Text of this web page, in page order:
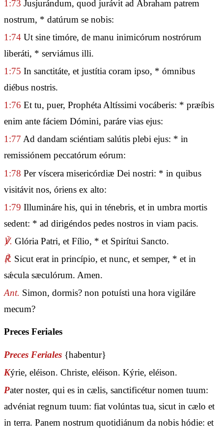
1:73 Jusjurándum, quod jurávit ad Ábraham patrem
nostrum, * datúrum se nobis:
1:74 Ut sine timóre, de manu inimicórum nostrórum
liberáti, * serviámus illi.
1:75 In sanctitáte, et justítia coram ipso, * ómnibus
diébus nostris.
1:76 Et tu, puer, Prophéta Altíssimi vocáberis: * præíbis
enim ante fáciem Dómini, paráre vias ejus:
1:77 Ad dandam sciéntiam salútis plebi ejus: * in
remissiónem peccatórum eórum:
1:78 Per víscera misericórdiæ Dei nostri: * in quibus
visitávit nos, óriens ex alto:
1:79 Illumináre his, qui in ténebris, et in umbra mortis
sedent: * ad dirigéndos pedes nostros in viam pacis.
℣. Glória Patri, et Fílio, * et Spirítui Sancto.
℟. Sicut erat in princípio, et nunc, et semper, * et in
sǽcula sæculórum. Amen.
Ant. Simon, dormis? non potuísti una hora vigiláre
mecum?
Preces Feriales
Preces Feriales {habentur}
Kýrie, eléison. Christe, eléison. Kýrie, eléison.
Pater noster, qui es in cælis, sanctificétur nomen tuum:
advéniat regnum tuum: fiat volúntas tua, sicut in cælo et
in terra. Panem nostrum quotidiánum da nobis hódie: et